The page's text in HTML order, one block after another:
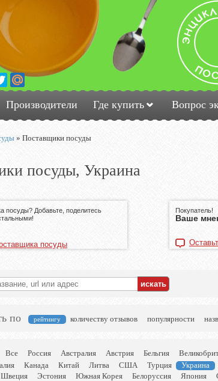
Производители Где купить Вопрос
» Поставщики посуды
посуды, Украина
посуды? Добавьте, поделитесь
посуды
Покупатель!
Ваше
по рейтингу количеству отзывов популярности
Все Россия Австралия Австрия Бельгия
Канада Китай Литва США Турция Украина
Швеция Эстония Южная Корея Белоруссия Япония